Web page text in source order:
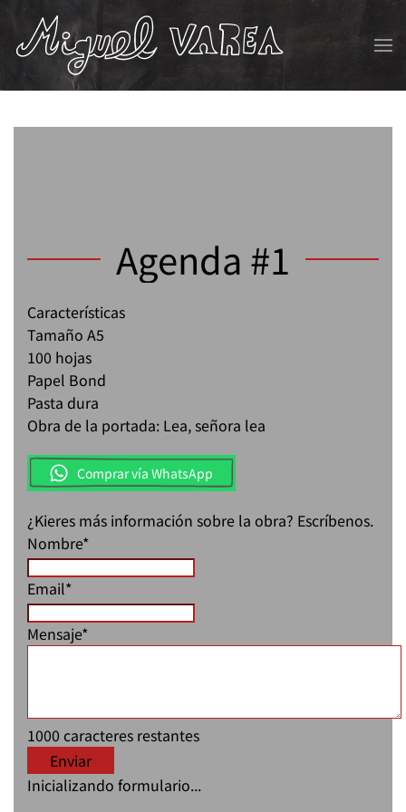
Skip to main content
Agenda #1
Características
Tamaño A5
100 hojas
Papel Bond
Pasta dura
Obra de la portada: Lea, señora lea
Comprar vía WhatsApp
¿Kieres más información sobre la obra? Escríbenos.
Nombre*
Email*
Mensaje*
1000 caracteres restantes
Enviar
Inicializando formulario...